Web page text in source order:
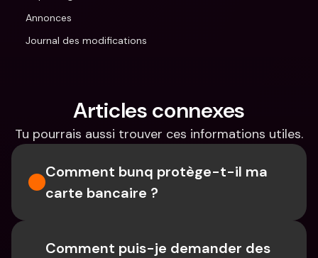
Annonces
Journal des modifications
Articles connexes
Tu pourrais aussi trouver ces informations utiles.
Comment bunq protège-t-il ma
carte bancaire ?
Comment puis-je demander des